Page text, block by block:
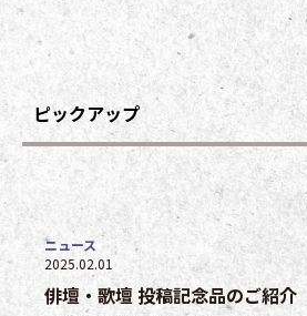
ピックアップ
俳壇・歌壇 投稿記念品のご紹介
ニュース
2025.02.01